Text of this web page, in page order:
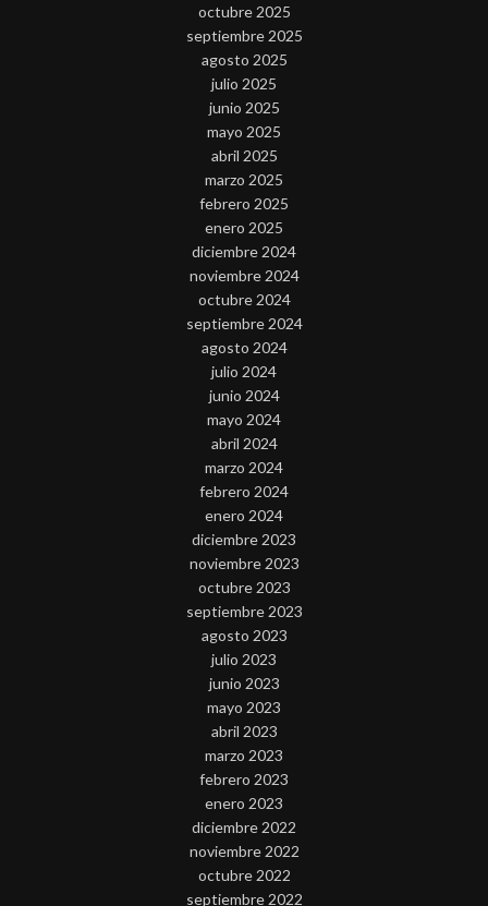
octubre 2025
septiembre 2025
agosto 2025
julio 2025
junio 2025
mayo 2025
abril 2025
marzo 2025
febrero 2025
enero 2025
diciembre 2024
noviembre 2024
octubre 2024
septiembre 2024
agosto 2024
julio 2024
junio 2024
mayo 2024
abril 2024
marzo 2024
febrero 2024
enero 2024
diciembre 2023
noviembre 2023
octubre 2023
septiembre 2023
agosto 2023
julio 2023
junio 2023
mayo 2023
abril 2023
marzo 2023
febrero 2023
enero 2023
diciembre 2022
noviembre 2022
octubre 2022
septiembre 2022